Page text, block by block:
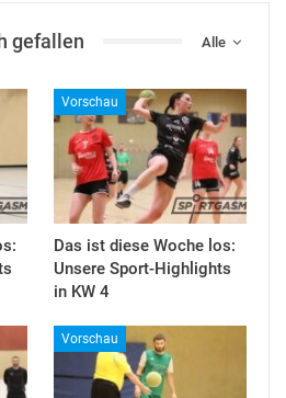
Alle
gefallen
Vorschau
Das ist diese Woche los:
Unsere Sport-Highlights
in KW 4
Vorschau